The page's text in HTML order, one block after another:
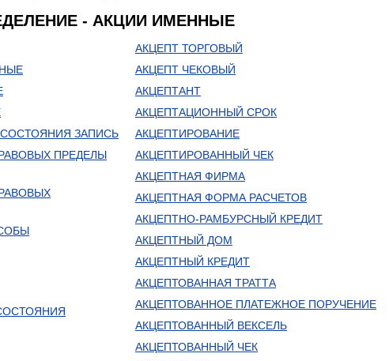
- АКЦИИ ИМЕННЫЕ
ЗАПИСЬ
ПРЕДЕЛЫ
АКЦЕПТ ТОРГОВЫЙ
АКЦЕПТ ЧЕКОВЫЙ
АКЦЕПТАНТ
АКЦЕПТАЦИОННЫЙ СРОК
АКЦЕПТИРОВАНИЕ
АКЦЕПТИРОВАННЫЙ ЧЕК
АКЦЕПТНАЯ ФИРМА
АКЦЕПТНАЯ ФОРМА РАСЧЕТОВ
АКЦЕПТНО-РАМБУРСНЫЙ КРЕДИТ
АКЦЕПТНЫЙ ДОМ
АКЦЕПТНЫЙ КРЕДИТ
АКЦЕПТОВАННАЯ ТРАТТА
АКЦЕПТОВАННОЕ ПЛАТЕЖНОЕ ПОРУЧЕНИЕ
АКЦЕПТОВАННЫЙ ВЕКСЕЛЬ
АКЦЕПТОВАННЫЙ ЧЕК